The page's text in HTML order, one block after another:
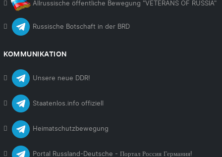
Allrussische öffentliche Bewegung "VETERANS OF RUSSIA"
Russische Botschaft in der BRD
KOMMUNIKATION
Unsere neue DDR!
Staatenlos.info offiziell
Heimatschutzbewegung
Portal Russland-Deutsche - Портал Россия Германия!